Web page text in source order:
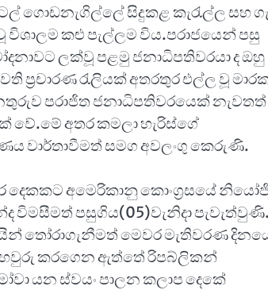
ගොඩනැගිල්ලේ සිදුකළ කැරැල්ල සහ
විශාලම කළු පැල්ලම විය.පරාජයෙන් පසු
ලක්වූ පළමු ජනාධිපතිවරයා ද ඔහු
ප්‍රචාරණ රැලියක් අතරතුර එල්ල වූ
පරාජිත ජනාධිපතිවරයෙක් නැවතත්
වේ.මේ අතර කමලා හැරිස්ගේ
වාර්තාවීමත් සමග අවලංගු කෙරුණි.
දෙකකට අමෙරිකානු කොංග්‍රසයේ
විමසීමත් පසුගිය(05)වැනිදා
තෝරාගැනීමත් මෙවර මැතිවරණ
කරගෙන ඇත්තේ රිපබ්ලිකන්
යන ස්වයං පාලන කලාප දෙකේ